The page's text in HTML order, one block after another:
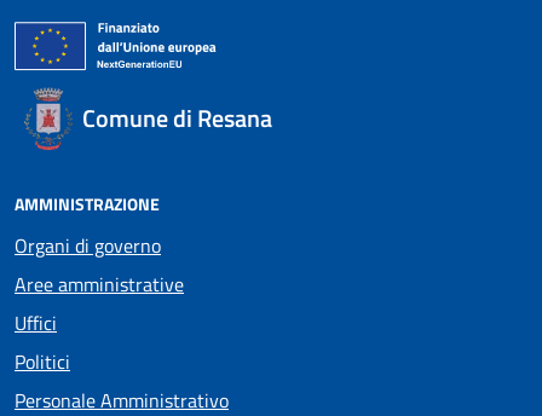
Comune di Resana
AMMINISTRAZIONE
Organi di governo
Aree amministrative
Uffici
Politici
Personale Amministrativo